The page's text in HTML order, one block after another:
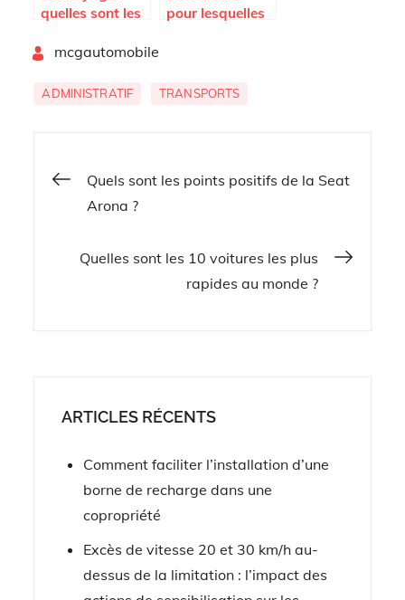
quelles sont les
convoyer les
pour lesquelles
batterie neuve
mcgautomobile
ADMINISTRATIF TRANSPORTS
Navigation
Quels sont les points positifs de la Seat
Arona ?
Quelles sont les 10 voitures les plus
rapides au monde ?
ARTICLES RÉCENTS
Comment faciliter l’installation d’une
borne de recharge dans une
copropriété
Excès de vitesse 20 et 30 km/h au-
dessus de la limitation : l’impact des